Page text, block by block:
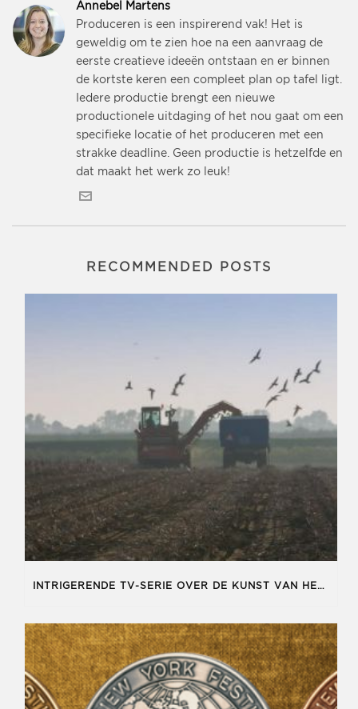
Annebel Martens
Produceren is een inspirerend vak! Het is
geweldig om te zien hoe na een aanvraag de
eerste creatieve ideeën ontstaan en er binnen
de kortste keren een compleet plan op tafel ligt.
Iedere productie brengt een nieuwe
productionele uitdaging of het nou gaat om een
specifieke locatie of het produceren met een
strakke deadline. Geen productie is hetzelfde en
dat maakt het werk zo leuk!
RECOMMENDED POSTS
INTRIGERENDE TV-SERIE OVER DE KUNST VAN HET BOEREN